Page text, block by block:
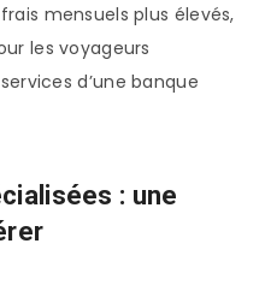
mensuels plus élevés,
les voyageurs
d’une banque
: une